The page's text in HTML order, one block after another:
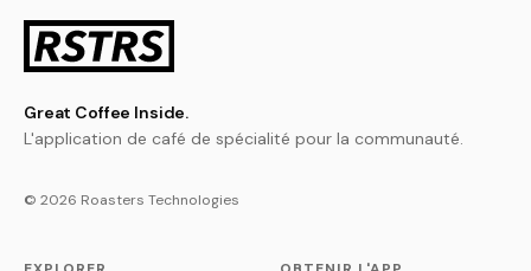
Great Coffee Inside.
L'application de café de spécialité pour la communauté.
© 2026 Roasters Technologies